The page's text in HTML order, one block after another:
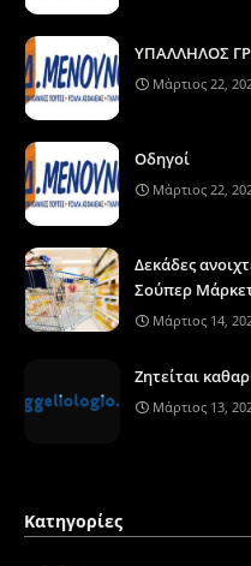
ΥΠΑΛΛΗΛΟΣ
Μάρτιος 22,
Οδηγοί
Μάρτιος 22,
Δεκάδες
Σούπερ
Μάρτιος 14,
Ζητείται
Μάρτιος 13,
Κατηγορίες